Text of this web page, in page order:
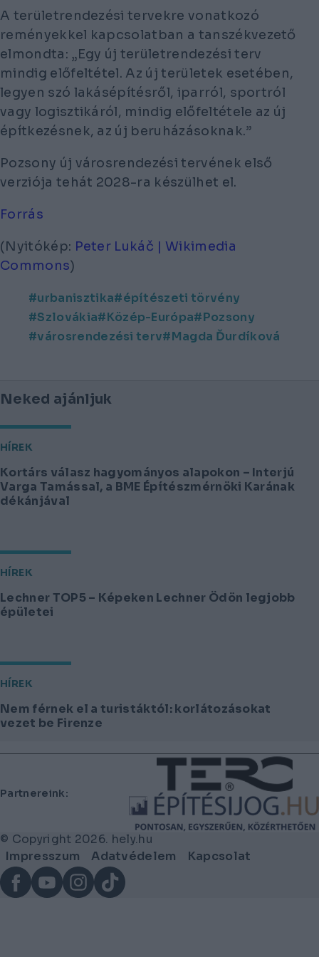
A területrendezési tervekre vonatkozó
reményekkel kapcsolatban a tanszékvezető
elmondta: „Egy új területrendezési terv
mindig előfeltétel. Az új területek esetében,
legyen szó lakásépítésről, iparról, sportról
vagy logisztikáról, mindig előfeltétele az új
építkezésnek, az új beruházásoknak.”
Pozsony új városrendezési tervének első
verziója tehát 2028-ra készülhet el.
Forrás
(Nyitókép: Peter Lukáč | Wikimedia
Commons)
urbanisztika
építészeti törvény
Szlovákia
Közép-Európa
Pozsony
városrendezési terv
Magda Ďurdíková
Neked ajánljuk
HÍREK
Kortárs válasz hagyományos alapokon – Interjú
Varga Tamással, a BME Építészmérnöki Karának
dékánjával
HÍREK
Lechner TOP5 – Képeken Lechner Ödön legjobb
épületei
HÍREK
Nem férnek el a turistáktól: korlátozásokat
vezet be Firenze
Lábléc
Partnereink:
© Copyright 2026. hely.hu
Lábléc
menü
Impresszum Adatvédelem
Kapcsolat
FacebookYouTubeInstagram